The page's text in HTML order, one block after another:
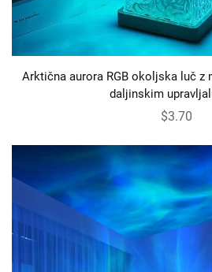
Arktična aurora RGB okoljska luč z
daljinskim
$3.70